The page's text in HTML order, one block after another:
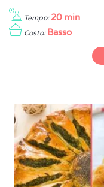
Tempo: 20 min
Costo: Basso